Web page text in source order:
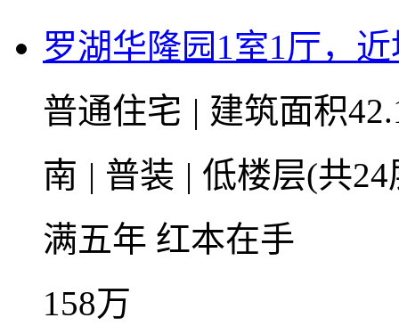
罗湖华隆园1室1厅，
普通住宅 | 建筑面积
南 | 普装 | 低楼层(共
满五年 红本在手
158万